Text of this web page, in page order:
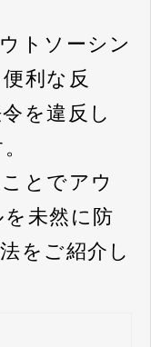
トソーシン
利な反
を違反し
とでアウ
未然に防
をご紹介し